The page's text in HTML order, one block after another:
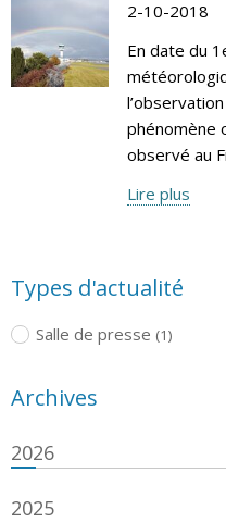
2-10-2018
En date du
phénomène
observé au
Lire plus
Types d'actualité
Salle de presse (1)
Archives
2026
2025